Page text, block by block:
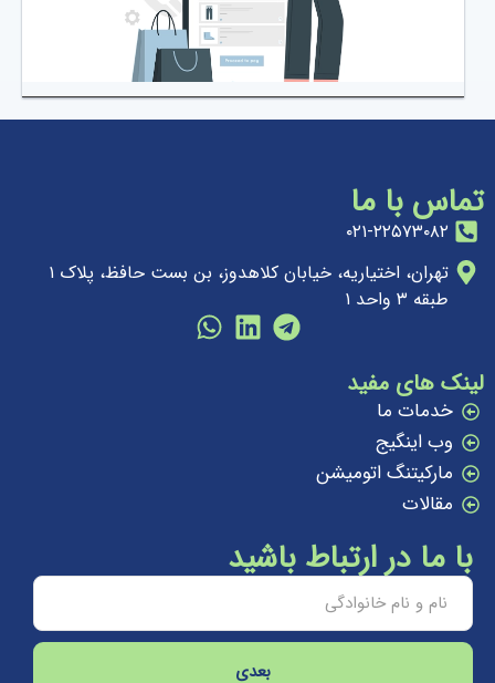
تماس با ما
۰۲۱-۲۲۵۷۳۰۸۲
تهران، اختیاریه، خیابان کلاهدوز، بن بست حافظ، پلاک ۱
طبقه ۳ واحد ۱
لینک های مفید
خدمات ما
وب اینگیج
مارکیتنگ اتومیشن
مقالات
با ما در ارتباط باشید
بعدی